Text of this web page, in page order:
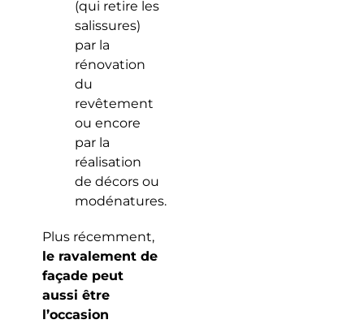
(qui retire les
salissures)
par la
rénovation
du
revêtement
ou encore
par la
réalisation
de décors ou
modénatures.
Plus récemment,
le ravalement de
façade peut
aussi être
l’occasion